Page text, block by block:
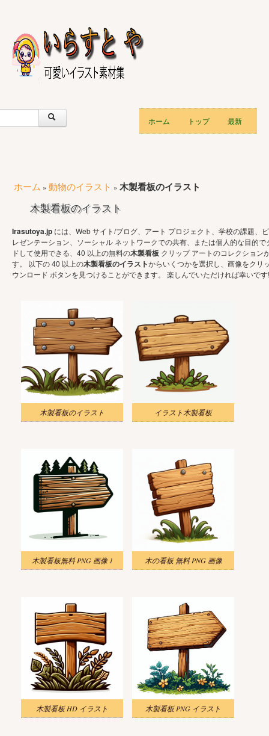
ホーム トップ 最新
ホーム » 動物のイラスト » 木製看板のイラスト
木製看板のイラスト
Irasutoya.jp には、Web サイト/ブログ、アート プロジェクト、学校の課題、
レゼンテーション、ソーシャル ネットワークでの共有、または個人的な目的で
ドして使用できる、40 以上の無料の木製看板 クリップ アートのコレクション
す。 以下の 40 以上の木製看板のイラストからいくつかを選択し、画像をクリ
ウンロード ボタンを見つけることができます。 楽しんでいただければ幸いです!
木製看板のイラスト イラスト木製看板
木製看板無料 PNG 画像 1 木の看板 無料 PNG 画像
木製看板 HD イラスト 木製看板 PNG イラスト